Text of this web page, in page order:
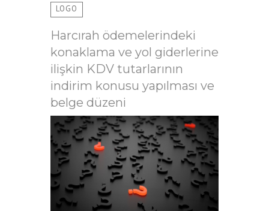
LOGO
Harcırah ödemelerindeki
konaklama ve yol giderlerine
ilişkin KDV tutarlarının
indirim konusu yapılması ve
belge düzeni